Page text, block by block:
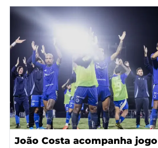
João Costa acompanha jogo